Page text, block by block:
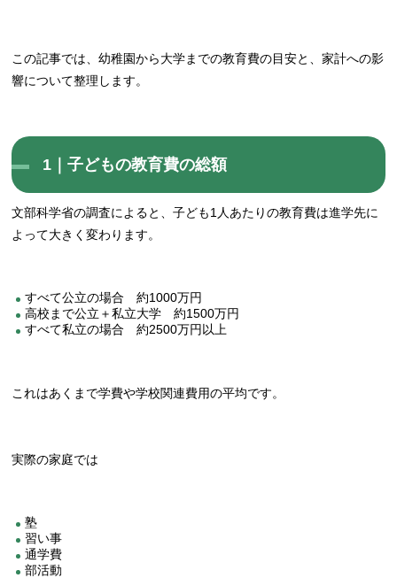
この記事では、幼稚園から大学までの教育費の目安と、家計への影
響について整理します。
1｜子どもの教育費の総額
文部科学省の調査によると、子ども1人あたりの教育費は進学先に
よって大きく変わります。
すべて公立の場合 約1000万円
高校まで公立＋私立大学 約1500万円
すべて私立の場合 約2500万円以上
これはあくまで学費や学校関連費用の平均です。
実際の家庭では
塾
習い事
通学費
部活動